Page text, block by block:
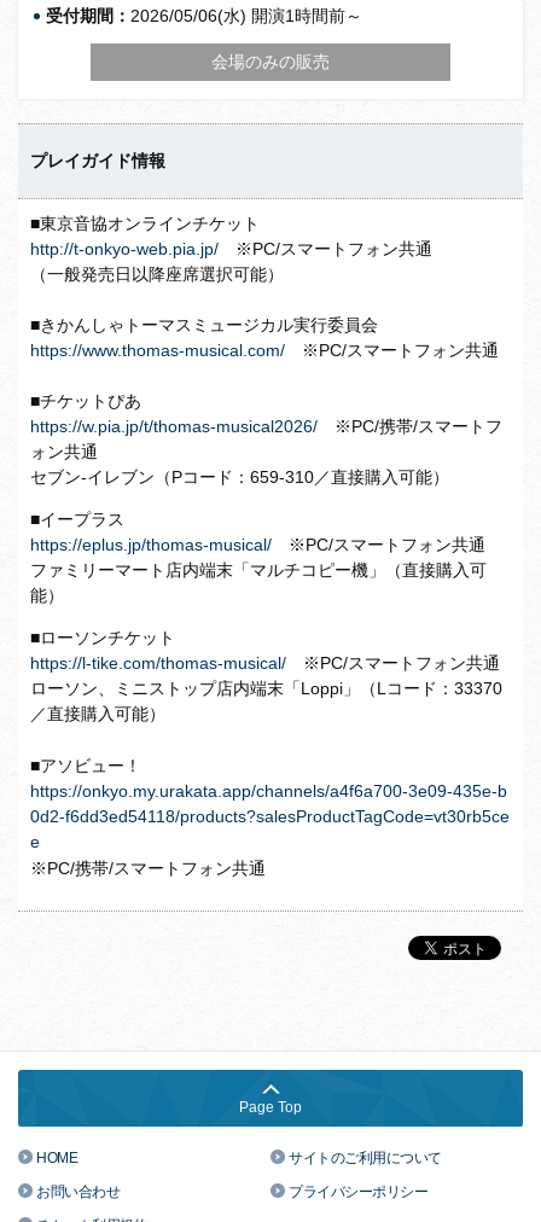
受付期間： 2026/05/06(水) 開演1時間前～
会場のみの販売
プレイガイド情報
■東京音協オンラインチケット
http://t-onkyo-web.pia.jp/ ※PC/スマートフォン共通
（一般発売日以降座席選択可能）
■きかんしゃトーマスミュージカル実行委員会
https://www.thomas-musical.com/ ※PC/スマートフォン共通
■チケットぴあ
https://w.pia.jp/t/thomas-musical2026/ ※PC/携帯/スマートフ
ォン共通
セブン-イレブン（Pコード：659-310／直接購入可能）
■イープラス
https://eplus.jp/thomas-musical/ ※PC/スマートフォン共通
ファミリーマート店内端末「マルチコピー機」（直接購入可
能）
■ローソンチケット
https://l-tike.com/thomas-musical/ ※PC/スマートフォン共通
ローソン、ミニストップ店内端末「Loppi」（Lコード： 33370
／直接購入可能）
■アソビュー！
https://onkyo.my.urakata.app/channels/a4f6a700-3e09-435e-b
0d2-f6dd3ed54118/products?salesProductTagCode=vt30rb5ce
e
※PC/携帯/スマートフォン共通
Page Top
HOME
サイトのご利用について
お問い合わせ
プライバシーポリシー